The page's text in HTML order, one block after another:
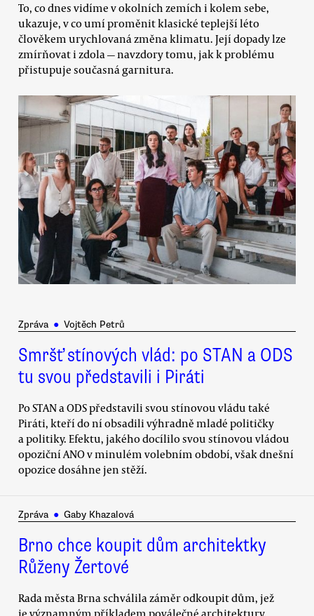
To, co dnes vidíme v okolních zemích i kolem sebe,
ukazuje, v co umí proměnit klasické teplejší léto
člověkem urychlovaná změna klimatu. Její dopady lze
zmírňovat i zdola — navzdory tomu, jak k problému
přistupuje současná garnitura.
Zpráva ● Vojtěch Petrů
Smršť stínových vlád: po STAN a ODS
tu svou představili i Piráti
Po STAN a ODS představili svou stínovou vládu také
Piráti, kteří do ní obsadili výhradně mladé političky
a politiky. Efektu, jakého docílilo svou stínovou vládou
opoziční ANO v minulém volebním období, však dnešní
opozice dosáhne jen stěží.
Zpráva ● Gaby Khazalová
Brno chce koupit dům architektky
Růženy Žertové
Rada města Brna schválila záměr odkoupit dům, jež